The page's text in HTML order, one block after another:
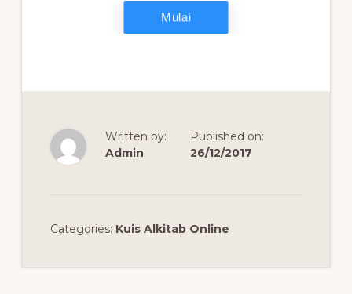
Written by:
Admin
Published on:
26/12/2017
Categories: Kuis Alkitab Online